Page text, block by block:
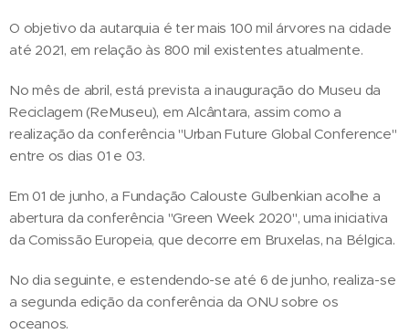
O objetivo da autarquia é ter mais 100 mil árvores na cidade
até 2021, em relação às 800 mil existentes atualmente.
No mês de abril, está prevista a inauguração do Museu da
Reciclagem (ReMuseu), em Alcântara, assim como a
realização da conferência "Urban Future Global Conference"
entre os dias 01 e 03.
Em 01 de junho, a Fundação Calouste Gulbenkian acolhe a
abertura da conferência "Green Week 2020", uma iniciativa
da Comissão Europeia, que decorre em Bruxelas, na Bélgica.
No dia seguinte, e estendendo-se até 6 de junho, realiza-se
a segunda edição da conferência da ONU sobre os
oceanos.